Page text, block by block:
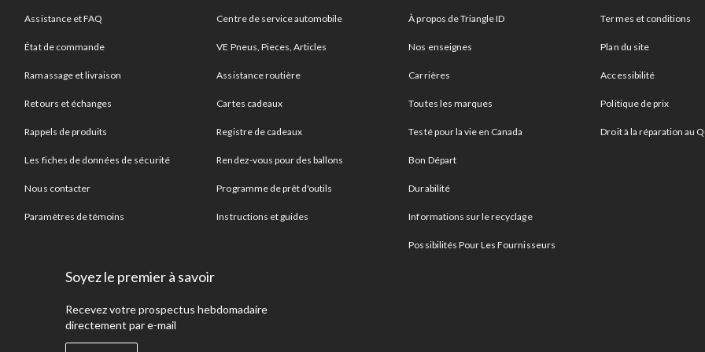
Assistance et FAQ
État de commande
Ramassage et livraison
Retours et échanges
Rappels de produits
Les fiches de données de sécurité
Nous contacter
Paramètres de témoins
Centre de service automobile
VE Pneus, Pieces, Articles
Assistance routière
Cartes cadeaux
Registre de cadeaux
Rendez-vous pour des ballons
Programme de prêt d'outils
Instructions et guides
À propos de Triangle ID
Nos enseignes
Carrières
Toutes les marques
Testé pour la vie en Canada
Bon Départ
Durabilité
Informations sur le recyclage
Possibilités Pour Les Fournisseurs
Termes et conditions
Plan du site
Accessibilité
Politique de prix
Droit à la réparation au
Soyez le premier à savoir
Recevez votre prospectus hebdomadaire
directement par e-mail